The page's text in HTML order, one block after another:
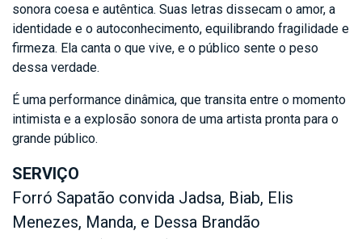
sonora coesa e autêntica. Suas letras dissecam o amor, a
identidade e o autoconhecimento, equilibrando fragilidade e
firmeza. Ela canta o que vive, e o público sente o peso
dessa verdade.
É uma performance dinâmica, que transita entre o momento
intimista e a explosão sonora de uma artista pronta para o
grande público.
SERVIÇO
Forró Sapatão convida Jadsa, Biab, Elis
Menezes, Manda, e Dessa Brandão